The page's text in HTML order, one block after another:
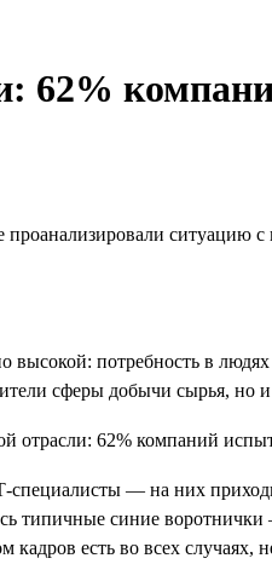
62%
высокой: потребность в
сферы добычи сырья, но
— на них
типичные синие
есть во всех